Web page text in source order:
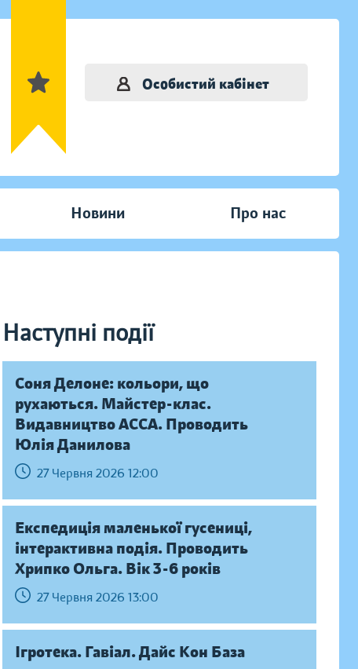
Особистий кабінет
Новини Про нас
Наступні події
Соня Делоне: кольори, що
рухаються. Майстер-клас.
Видавництво АССА. Проводить
Юлія Данилова
27 Червня 2026 12:00
Експедиція маленької гусениці,
інтерактивна подія. Проводить
Хрипко Ольга. Вік 3-6 років
27 Червня 2026 13:00
Ігротека. Гавіал. Дайс Кон База